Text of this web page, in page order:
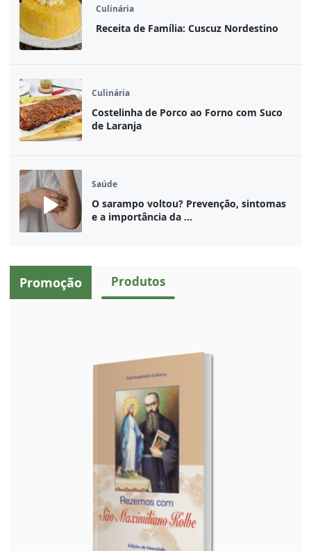
Culinária
Receita de Família: Cuscuz Nordestino
Culinária
Costelinha de Porco ao Forno com Suco
de Laranja
Saúde
O sarampo voltou? Prevenção, sintomas
e a importância da ...
Promoção Produtos